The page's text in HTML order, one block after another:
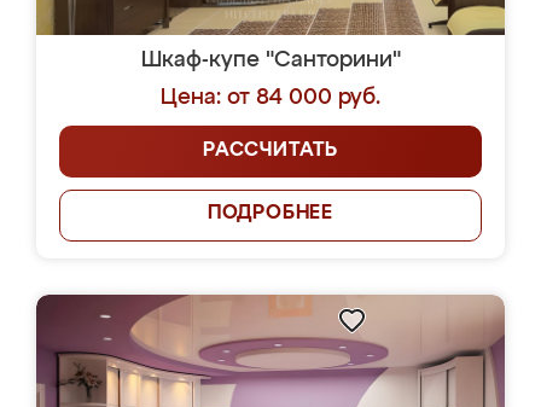
Шкаф-купе "Санторини"
Цена: от 84 000 руб.
РАССЧИТАТЬ
ПОДРОБНЕЕ